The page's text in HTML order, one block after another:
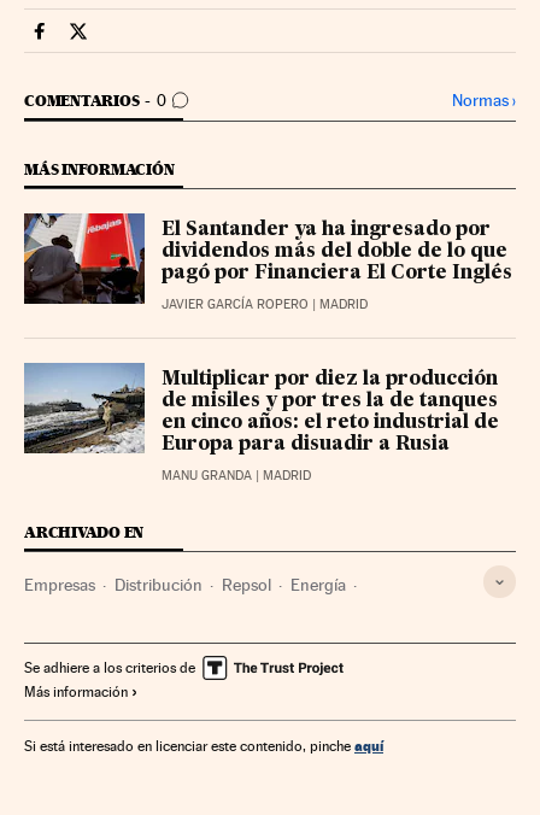
Companias Cinco Días en Facebook
Companias Cinco Días en Twitter
COMENTARIOS 0
IR A LOS COMENTARIOS Normas›
MÁS INFORMACIÓN
El Santander ya ha ingresado por
dividendos más del doble de lo que
pagó por Financiera El Corte Inglés
JAVIER GARCÍA ROPERO | MADRID
Multiplicar por diez la producción
de misiles y por tres la de tanques
en cinco años: el reto industrial de
Europa para disuadir a Rusia
MANU GRANDA | MADRID
ARCHIVADO EN
Empresas Distribución Repsol Energía
Se adhiere a los criterios de
Más información
Si está interesado en licenciar este contenido, pinche aquí